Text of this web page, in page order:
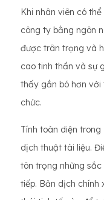
Khi nhân viên có
công ty bằng ngôn
được trân trọng và
cao tinh thần và sự
thấy gắn bó hơn
chức.
Tính toàn diện
dịch thuật tài liệu.
tôn trọng những
tiếp. Bản dịch